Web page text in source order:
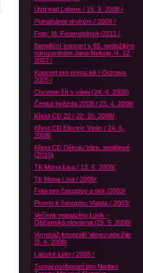
Ústí nad Labem / 15. 3. 2008 /
Pomáháme druhým / 2008 /
Foto: M. Feuereislová /2011 /
Benefiční koncert k 65. nedožitým
narozeninám Jana Nekoly /4. 12.
2007 /
Koncert pro prima lidi / Ostrava
2005 /
Chceme žít s vámi (24. 4. 2008)
Česká hvězda 2008 / 23. 4. 2008/
Křest CD 22 / 22. 10. 2008/
Křest CD Electric Violin / 24. 6.
2008/
Křest CD Děkuju Vám, andělové
(2010)
TK Mona Lisa / 13. 6. 2008/
Tk Mona Lisa / 2008/
Fota pro časopisy a tisk /2003/
Promo k časopisu Vlasta / 2003/
Večírek magazínu Look -
Občanská plovárna /29. 5. 2008/
Vernisáž fotografií Venezuela žije
/3. 4. 2008/
Labské Léto / 2005 /
Turnaj osobností pro Nadaci